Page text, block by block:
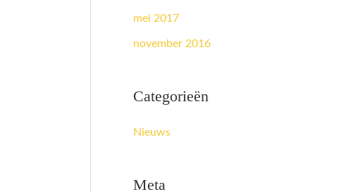
mei 2017
november 2016
Categorieën
Nieuws
Meta